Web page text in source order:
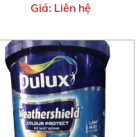
Giá: Liên hệ